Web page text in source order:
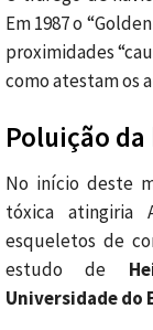
Em 1987 o
proximidades
como atestam os
Poluição
No início deste
tóxica atingiria
esqueletos de
estudo de
Universidade do